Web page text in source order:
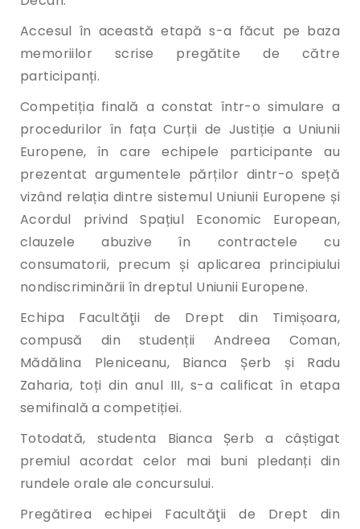
Accesul în această etapă s-a făcut pe baza
memoriilor scrise pregătite de către
participanți.
Competiția finală a constat într-o simulare a
procedurilor în fața Curții de Justiție a Uniunii
Europene, în care echipele participante au
prezentat argumentele părților dintr-o speță
vizând relația dintre sistemul Uniunii Europene și
Acordul privind Spațiul Economic European,
clauzele abuzive în contractele cu
consumatorii, precum și aplicarea principiului
nondiscriminării în dreptul Uniunii Europene.
Echipa Facultăţii de Drept din Timișoara,
compusă din studenții Andreea Coman,
Mădălina Pleniceanu, Bianca Șerb și Radu
Zaharia, toți din anul III, s-a calificat în etapa
semifinală a competiției.
Totodată, studenta Bianca Șerb a câștigat
premiul acordat celor mai buni pledanți din
rundele orale ale concursului.
Pregătirea echipei Facultăţii de Drept din